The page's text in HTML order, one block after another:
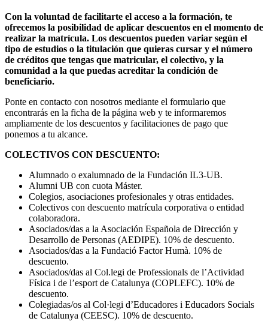
Con la voluntad de facilitarte el acceso a la formación, te
ofrecemos la posibilidad de aplicar descuentos en el momento de
realizar la matrícula. Los descuentos pueden variar según el
tipo de estudios o la titulación que quieras cursar y el número
de créditos que tengas que matricular, el colectivo, y la
comunidad a la que puedas acreditar la condición de
beneficiario.
Ponte en contacto con nosotros mediante el formulario que
encontrarás en la ficha de la página web y te informaremos
ampliamente de los descuentos y facilitaciones de pago que
ponemos a tu alcance.
COLECTIVOS CON DESCUENTO:
Alumnado o exalumnado de la Fundación IL3-UB.
Alumni UB con cuota Máster.
Colegios, asociaciones profesionales y otras entidades.
Colectivos con descuento matrícula corporativa o entidad
colaboradora.
Asociados/das a la Asociación Española de Dirección y
Desarrollo de Personas (AEDIPE). 10% de descuento.
Asociados/das a la Fundació Factor Humà. 10% de
descuento.
Asociados/das al Col.legi de Professionals de l’Actividad
Física i de l’esport de Catalunya (COPLEFC). 10% de
descuento.
Colegiadas/os al Col·legi d’Educadores i Educadors Socials
de Catalunya (CEESC). 10% de descuento.